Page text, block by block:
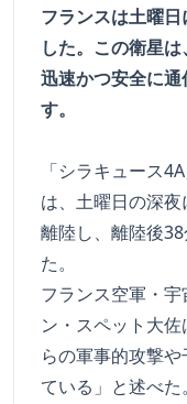
フランスは土曜
した。この衛星
迅速かつ安全に
す。
「シラキュース
は、土曜日の深
離陸し、離陸後
た。
フランス空軍・
ン・スペット大
らの軍事的攻撃
ている」と述べた。